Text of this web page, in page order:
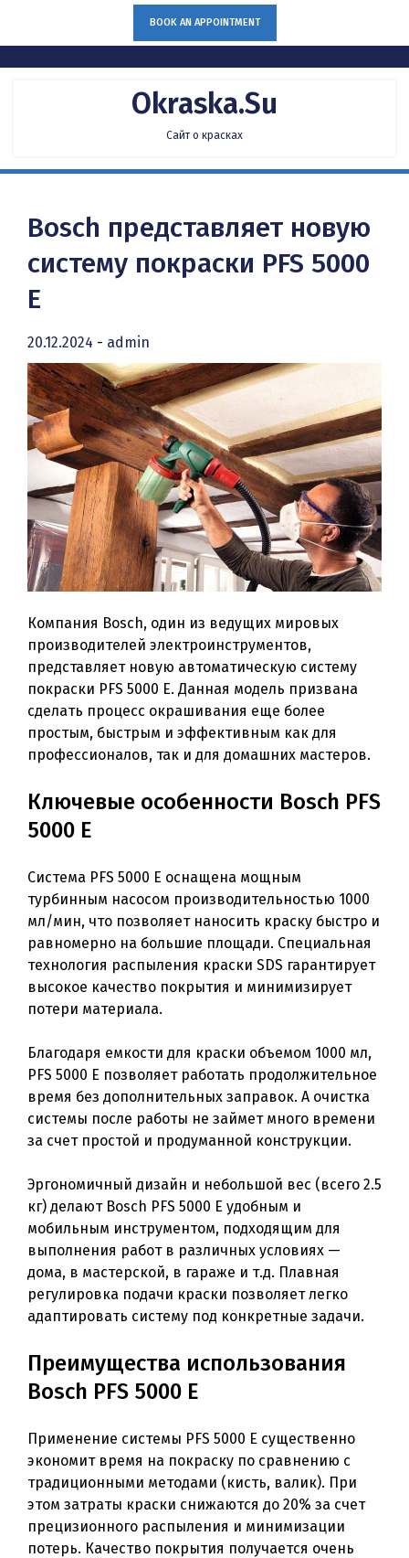
BOOK AN APPOINTMENT
Okraska.su
Сайт о красках
Bosch представляет новую
систему покраски PFS 5000
E
20.12.2024 - admin
Компания Bosch, один из ведущих мировых
производителей электроинструментов,
представляет новую автоматическую систему
покраски PFS 5000 E. Данная модель призвана
сделать процесс окрашивания еще более
простым, быстрым и эффективным как для
профессионалов, так и для домашних мастеров.
Ключевые особенности Bosch PFS
5000 E
Система PFS 5000 E оснащена мощным
турбинным насосом производительностью 1000
мл/мин, что позволяет наносить краску быстро и
равномерно на большие площади. Специальная
технология распыления краски SDS гарантирует
высокое качество покрытия и минимизирует
потери материала.
Благодаря емкости для краски объемом 1000 мл,
PFS 5000 E позволяет работать продолжительное
время без дополнительных заправок. А очистка
системы после работы не займет много времени
за счет простой и продуманной конструкции.
Эргономичный дизайн и небольшой вес (всего 2.5
кг) делают Bosch PFS 5000 E удобным и
мобильным инструментом, подходящим для
выполнения работ в различных условиях —
дома, в мастерской, в гараже и т.д. Плавная
регулировка подачи краски позволяет легко
адаптировать систему под конкретные задачи.
Преимущества использования
Bosch PFS 5000 E
Применение системы PFS 5000 E существенно
экономит время на покраску по сравнению с
традиционными методами (кисть, валик). При
этом затраты краски снижаются до 20% за счет
прецизионного распыления и минимизации
потерь. Качество покрытия получается очень